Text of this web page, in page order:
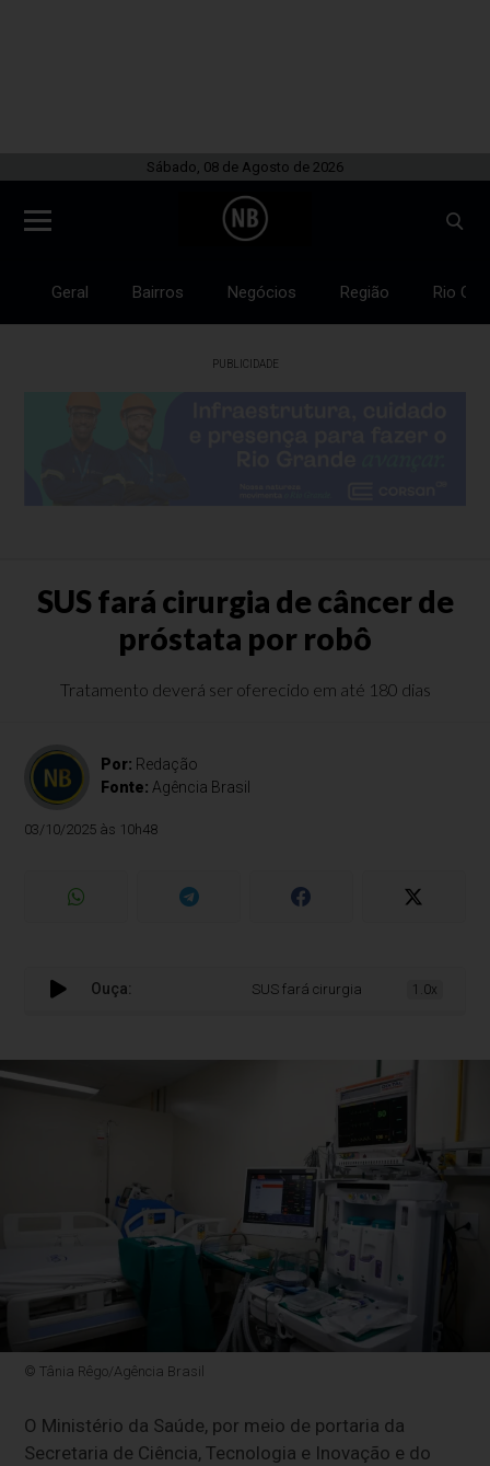
Sábado, 08 de Agosto de 2026
Geral Bairros Negócios Região Rio
PUBLICIDADE
SUS fará cirurgia de câncer de
próstata por robô
Tratamento deverá ser oferecido em até 180 dias
Por: Redação
Fonte: Agência Brasil
03/10/2025 às 10h48
Ouça: SUS fará cirurgia de câncer de próstata
1.0x
© Tânia Rêgo/Agência Brasil
O Ministério da Saúde, por meio de portaria da
Secretaria de Ciência, Tecnologia e Inovação e do